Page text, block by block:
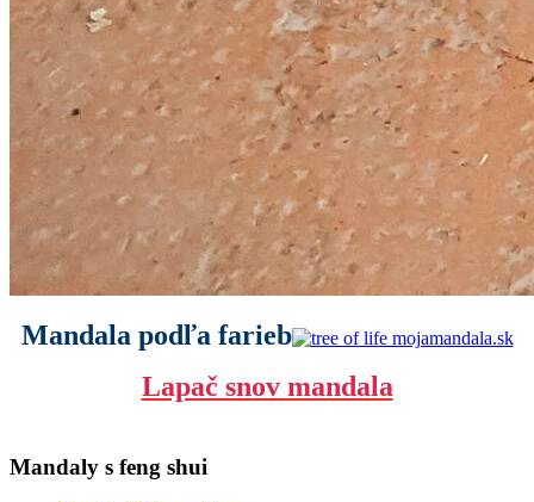
Mandala podľa farieb
Lapač snov mandala
Mandaly s feng shui